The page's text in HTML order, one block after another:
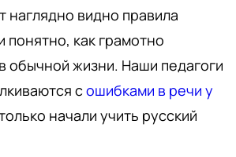
наглядно видно правила
понятно, как грамотно
обычной жизни. Наши педагоги
сошибками в речи у
начали учить русский